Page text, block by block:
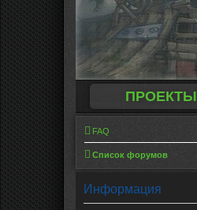
ПРОЕКТЫ
FAQ
Список форумов
Информация